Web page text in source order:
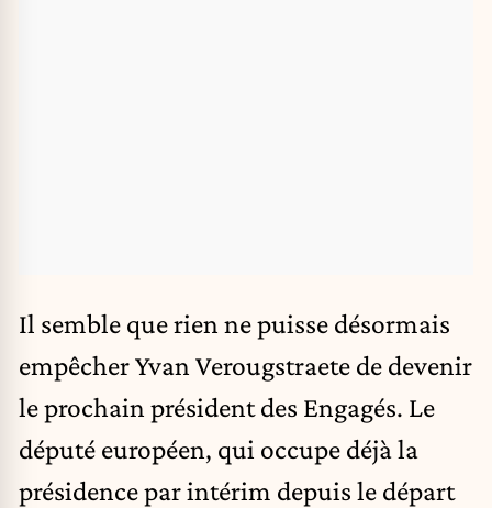
Il semble que rien ne puisse désormais
empêcher Yvan Verougstraete de devenir
le prochain président des Engagés. Le
député européen, qui occupe déjà la
présidence par intérim depuis le départ